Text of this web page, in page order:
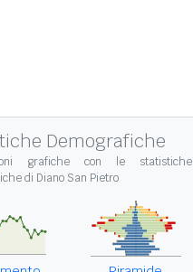
Demografiche
grafiche con le statistiche
di Diano San Pietro